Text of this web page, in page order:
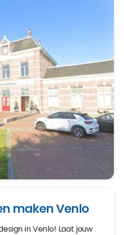
maken Venlo
in Venlo! Laat jouw